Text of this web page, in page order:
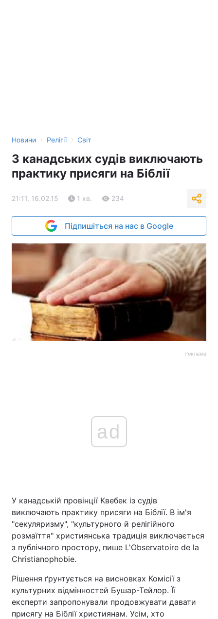
Новини › Релігії › Світ
З канадських судів виключають
практику присяги на Біблії
21:11, 16.02.15 1 хв. 234
Підпишіться на нас в Google
Реклама
ad
У канадській провінції Квебек із судів
виключають практику присяги на Біблії. В ім'я
"секуляризму", "культурного й релігійного
розмаїття" християнська традиція виключається
з публічного простору, пише L'Observatoire de la
Christianophobie.
Рішення ґрунтується на висновках Комісії з
культурних відмінностей Бушар-Тейлор. Її
експерти запропонували продовжувати давати
присягу на Біблії християнам. Усім, хто